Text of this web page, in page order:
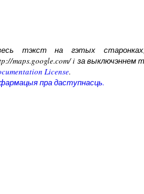
тэкст на гэтых
maps.google.com/ i за
License.
пра даступнасць.